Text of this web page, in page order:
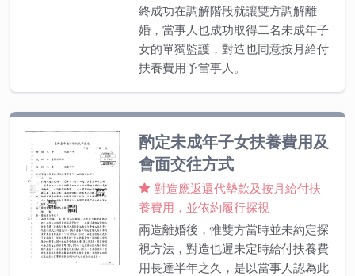
終成功在調解階段就讓雙方調解離
婚，當事人也成功取得二名未成年子
女的單獨監護，對造也同意按月給付
扶養費用予當事人。
酌定未成年子女扶養費用及
會面交往方式
對造應返還代墊款及按月給付扶
養費用，並依約履行探視
兩造離婚後，惟雙方當時並未約定探
視方法，對造也遲未定時給付扶養費
用長達半年之久，是以當事人認為此